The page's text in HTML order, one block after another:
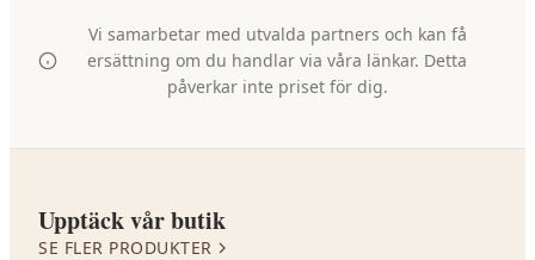
Vi samarbetar med utvalda partners och kan få
ersättning om du handlar via våra länkar. Detta
påverkar inte priset för dig.
Upptäck vår butik
SE FLER PRODUKTER